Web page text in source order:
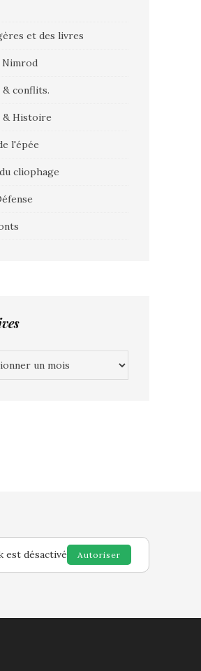
et des livres
conflits.
& Histoire
l'épée
cliophage
est désactivé Autoriser